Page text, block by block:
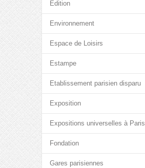
Edition
Environnement
Espace de Loisirs
Estampe
Etablissement parisien disparu
Exposition
Expositions universelles à Paris
Fondation
Gares parisiennes